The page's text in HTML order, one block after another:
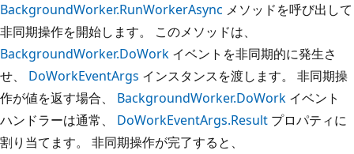
BackgroundWorker.RunWorkerAsync メソッドを呼び出して
非同期操作を開始します。 このメソッドは、
BackgroundWorker.DoWork イベントを非同期的に発生さ
せ、 DoWorkEventArgs インスタンスを渡します。 非同期操
作が値を返す場合、 BackgroundWorker.DoWork イベント
ハンドラーは通常、 DoWorkEventArgs.Result プロパティに
割り当てます。 非同期操作が完了すると、